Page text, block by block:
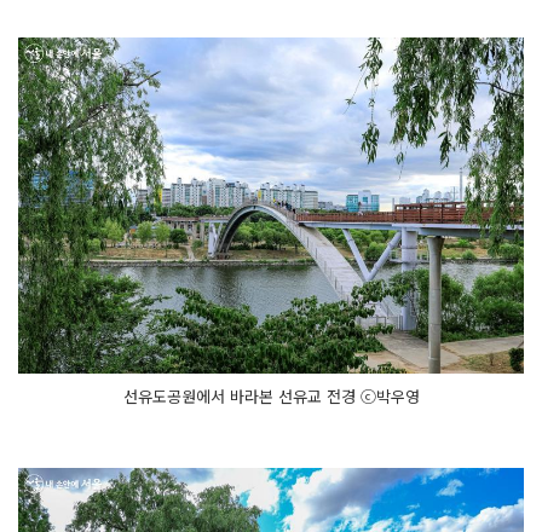
선유도공원에서 바라본 선유교 전경 ⓒ박우영